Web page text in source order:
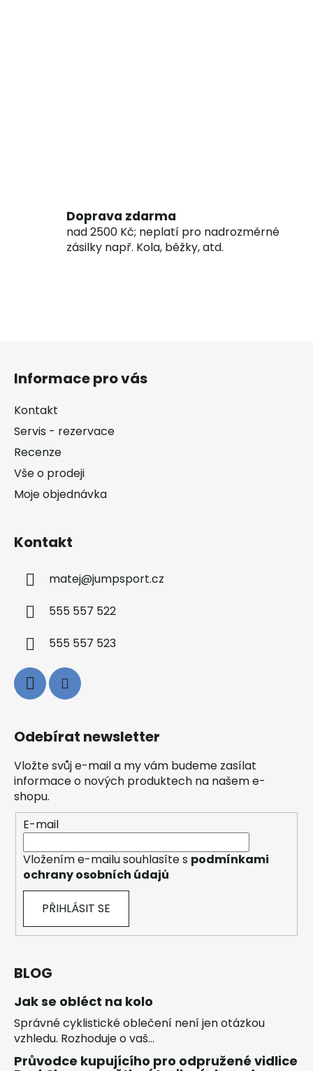
Doprava zdarma
nad 2500 Kč; neplatí pro nadrozměrné
zásilky např. Kola, běžky, atd.
Informace pro vás
Kontakt
Servis - rezervace
Recenze
Vše o prodeji
Moje objednávka
Kontakt
matej@jumpsport.cz
555 557 522
555 557 523
Odebírat newsletter
Vložte svůj e-mail a my vám budeme zasílat
informace o nových produktech na našem e-
shopu.
E-mail
Vložením e-mailu souhlasíte s podmínkami
ochrany osobních údajů
PŘIHLÁSIT SE
BLOG
Jak se obléct na kolo
Správné cyklistické oblečení není jen otázkou
vzhledu. Rozhoduje o vaš...
Průvodce kupujícího pro odpružené vidlice